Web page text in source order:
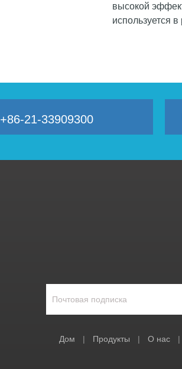
высокой
используется
+86-21-33909300
Дом | Продукты | О нас |